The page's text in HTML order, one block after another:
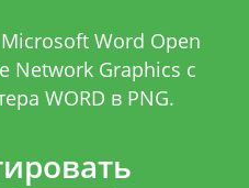
Word Open
Network Graphics с
WORD в PNG.